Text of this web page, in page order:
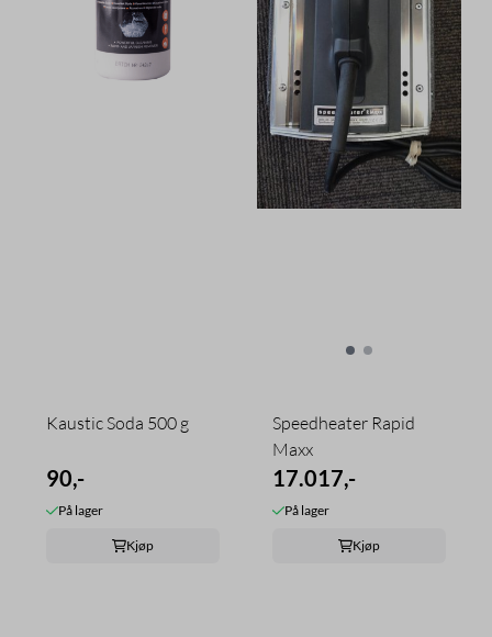
Kaustic Soda 500 g
90,-
På lager
Kjøp
Speedheater Rapid
Maxx
17.017,-
På lager
Kjøp